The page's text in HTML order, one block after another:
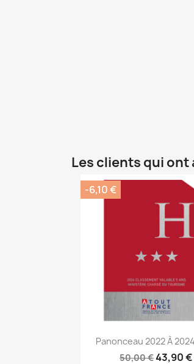
Les clients qui
Aperçu
Panonceau 2022 À
50,00 €43,90 €
-6,10 €